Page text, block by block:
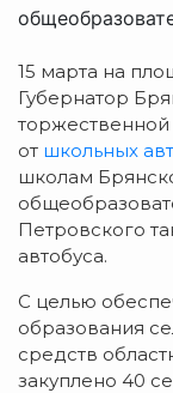
15 марта на
Губернатор
от школьных
школам
Петровского
автобуса.
С целью
образования
средств
закуплено 40